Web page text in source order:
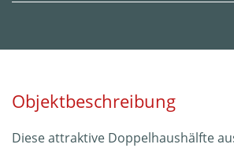
Objektbeschreibung
Diese attraktive Doppelhaushälfte